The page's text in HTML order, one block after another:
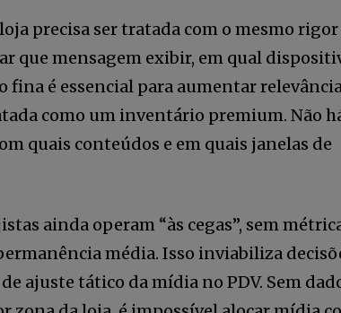
precisa ser tratada com o mesmo rigor
mensagem exibir, em qual
fina é essencial para aumentar
como um inventário premium. Não
quais conteúdos e em quais janelas de
ainda operam “às cegas”, sem
média. Isso inviabiliza
ajuste tático da mídia no PDV. Sem